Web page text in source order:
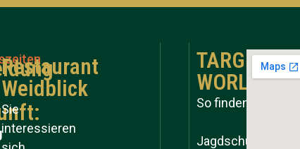
Restaurant
Weidblick
Sie
interessieren
TARGET
WORLD
So finden Sie zu
Jagdschule